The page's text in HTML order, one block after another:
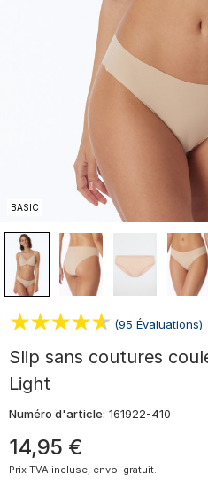
BASIC
(95 Évaluations)
Slip sans coutures
Light
Numéro d'article: 161922-410
14,95 €
Prix TVA incluse, envoi gratuit.